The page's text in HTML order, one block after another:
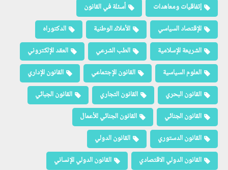
إتفاقيات ومعاهدات
أسئلة في القانون
الإقتصاد السياسي
الأملاك الوطنية
الدكتوراه
الشريعة الإسلامية
الطب الشرعي
العقد الإلكتروني
العلوم السياسية
القانون الإجتماعي
القانون الإداري
القانون البحري
القانون التجاري
القانون الجبائي
القانون الجنائي
القانون الجنائي للأعمال
القانون الدستوري
القانون الدولي
القانون الدولي الاقتصادي
القانون الدولي الإنساني